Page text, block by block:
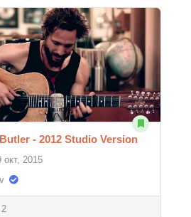
- 2012 Studio Version
окт, 2015
2